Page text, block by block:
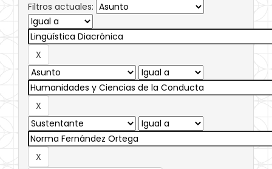
Filtros actuales: